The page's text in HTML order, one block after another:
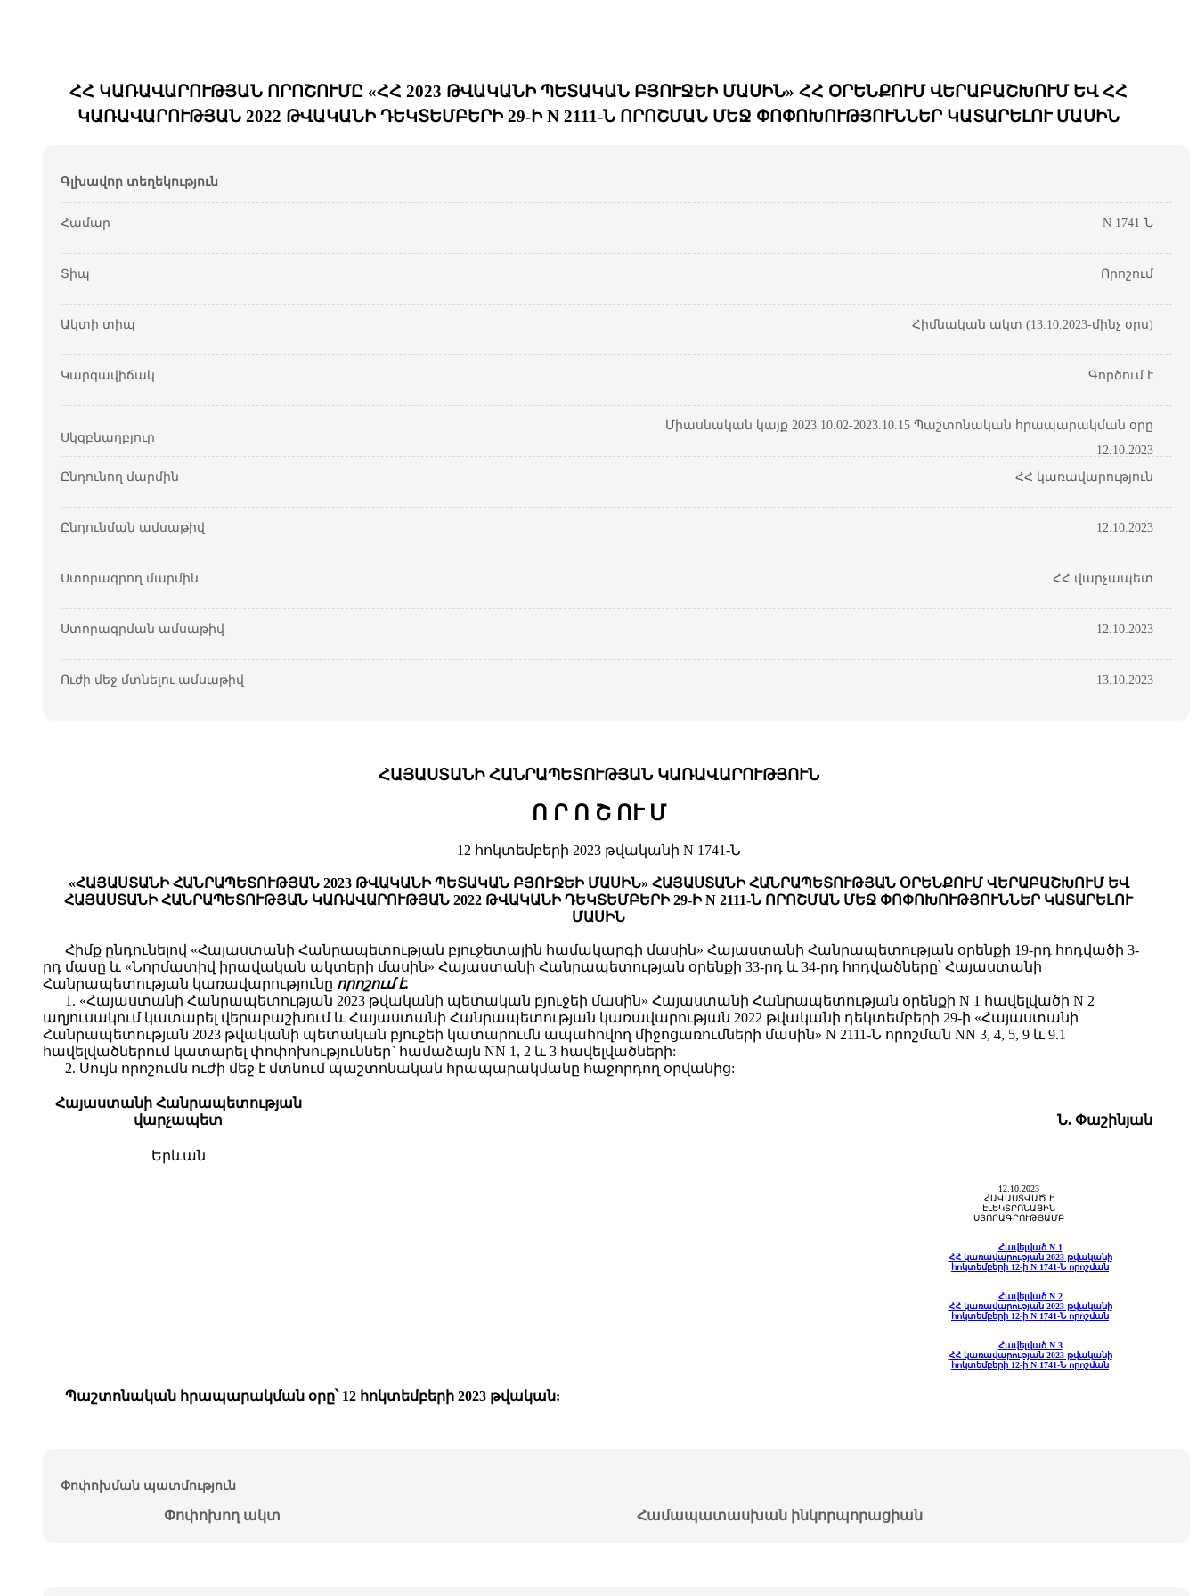
ՀՀ ԿԱՌԱՎԱՐՈՒԹՅԱՆ ՈՐՈՇՈՒՄԸ «ՀՀ 2023 ԹՎԱԿԱՆԻ ՊԵՏԱԿԱՆ ԲՅՈՒՋԵԻ ՄԱՍԻՆ» ՀՀ ՕՐԵՆՔՈՒՄ ՎԵՐԱԲԱՇԽՈՒՄ ԵՎ ՀՀ
ԿԱՌԱՎԱՐՈՒԹՅԱՆ 2022 ԹՎԱԿԱՆԻ ԴԵԿՏԵՄԲԵՐԻ 29-Ի N 2111-Ն ՈՐՈՇՄԱՆ ՄԵՋ ՓՈՓՈԽՈՒԹՅՈՒՆՆԵՐ ԿԱՏԱՐԵԼՈՒ ՄԱՍԻՆ
Գլխավոր տեղեկություն
Համար N 1741-Ն
Տիպ Որոշում
Ակտի տիպ Հիմնական ակտ (13.10.2023-մինչ օրս)
Կարգավիճակ Գործում է
Սկզբնաղբյուր
Միասնական կայք 2023.10.02-2023.10.15 Պաշտոնական հրապարակման օրը
12.10.2023
Ընդունող մարմին
ՀՀ կառավարություն
Ընդունման ամսաթիվ 12.10.2023
Ստորագրող մարմին ՀՀ վարչապետ
Ստորագրման ամսաթիվ 12.10.2023
Ուժի մեջ մտնելու ամսաթիվ 13.10.2023
ՀԱՅԱՍՏԱՆԻ ՀԱՆՐԱՊԵՏՈՒԹՅԱՆ ԿԱՌԱՎԱՐՈՒԹՅՈՒՆ
Ո Ր Ո Շ ՈՒ Մ
12 հոկտեմբերի 2023 թվականի N 1741-Ն
«ՀԱՅԱՍՏԱՆԻ ՀԱՆՐԱՊԵՏՈՒԹՅԱՆ 2023 ԹՎԱԿԱՆԻ ՊԵՏԱԿԱՆ ԲՅՈՒՋԵԻ ՄԱՍԻՆ» ՀԱՅԱՍՏԱՆԻ ՀԱՆՐԱՊԵՏՈՒԹՅԱՆ ՕՐԵՆՔՈՒՄ ՎԵՐԱԲԱՇԽՈՒՄ ԵՎ
ՀԱՅԱՍՏԱՆԻ ՀԱՆՐԱՊԵՏՈՒԹՅԱՆ ԿԱՌԱՎԱՐՈՒԹՅԱՆ 2022 ԹՎԱԿԱՆԻ ԴԵԿՏԵՄԲԵՐԻ 29-Ի N 2111-Ն ՈՐՈՇՄԱՆ ՄԵՋ ՓՈՓՈԽՈՒԹՅՈՒՆՆԵՐ ԿԱՏԱՐԵԼՈՒ
ՄԱՍԻՆ
Հիմք ընդունելով «Հայաստանի Հանրապետության բյուջետային համակարգի մասին» Հայաստանի Հանրապետության օրենքի 19-րդ հոդվածի 3-
րդ մասը և «Նորմատիվ իրավական ակտերի մասին» Հայաստանի Հանրապետության օրենքի 33-րդ և 34-րդ հոդվածները՝ Հայաստանի
Հանրապետության կառավարությունը որոշում է.
1. «Հայաստանի Հանրապետության 2023 թվականի պետական բյուջեի մասին» Հայաստանի Հանրապետության օրենքի N 1 հավելվածի N 2
աղյուսակում կատարել վերաբաշխում և Հայաստանի Հանրապետության կառավարության 2022 թվականի դեկտեմբերի 29-ի «Հայաստանի
Հանրապետության 2023 թվականի պետական բյուջեի կատարումն ապահովող միջոցառումների մասին» N 2111-Ն որոշման NN 3, 4, 5, 9 և 9.1
հավելվածներում կատարել փոփոխություններ` համաձայն NN 1, 2 և 3 հավելվածների:
2. Սույն որոշումն ուժի մեջ է մտնում պաշտոնական հրապարակմանը հաջորդող օրվանից:
Հայաստանի Հանրապետության
վարչապետ
Ն. Փաշինյան
Երևան
12.10.2023
ՀԱՎԱՍՏՎԱԾ Է
ԷԼԵԿՏՐՈՆԱՅԻՆ
ՍՏՈՐԱԳՐՈՒԹՅԱՄԲ
Հավելված N 1
ՀՀ կառավարության 2023 թվականի
հոկտեմբերի 12-ի N 1741-Ն որոշման
Հավելված N 2
ՀՀ կառավարության 2023 թվականի
հոկտեմբերի 12-ի N 1741-Ն որոշման
Հավելված N 3
ՀՀ կառավարության 2023 թվականի
հոկտեմբերի 12-ի N 1741-Ն որոշման
Պաշտոնական հրապարակման օրը՝ 12 հոկտեմբերի 2023 թվական:
Փոփոխման պատմություն
Փոփոխող ակտ Համապատասխան ինկորպորացիան